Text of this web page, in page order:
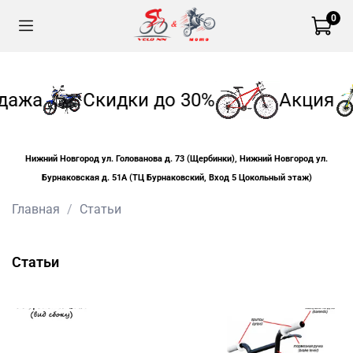
0
Скидки до 30% Акция
Нижний Новгород ул. Голованова д. 73 (Щербинки), Нижний Новгород ул.
Бурнаковская д. 51А (ТЦ Бурнаковский, Вход 5 Цокольный этаж)
Главная Статьи
Статьи